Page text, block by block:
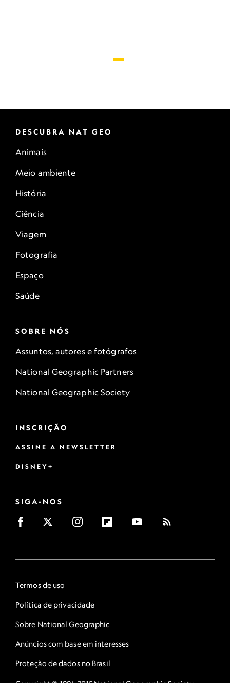
DESCUBRA NAT GEO
Animais
Meio ambiente
História
Ciência
Viagem
Fotografia
Espaço
Saúde
SOBRE NÓS
Assuntos, autores e fotógrafos
National Geographic Partners
National Geographic Society
INSCRIÇÃO
ASSINE A NEWSLETTER
DISNEY+
SIGA-NOS
Termos de uso
Política de privacidade
Sobre National Geographic
Anúncios com base em interesses
Proteção de dados no Brasil